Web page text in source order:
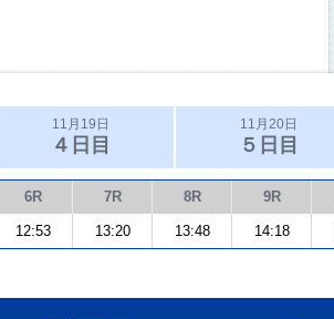
11月19日
４日目
11月20日
５日目
6R 7R 8R 9R
12:53 13:20 13:48 14:18